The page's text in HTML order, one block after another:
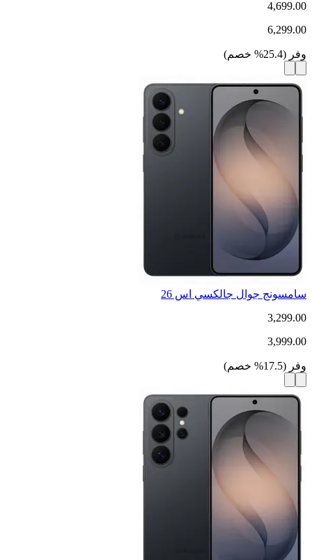
4,699.00
6,299.00
وفر (
25.4
% خصم)
سامسونج جوال جالكسي اس 26
3,299.00
3,999.00
وفر (
17.5
% خصم)